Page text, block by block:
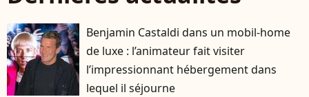
Benjamin Castaldi dans un mobil-home
de luxe : l’animateur fait visiter
l’impressionnant hébergement dans
lequel il séjourne